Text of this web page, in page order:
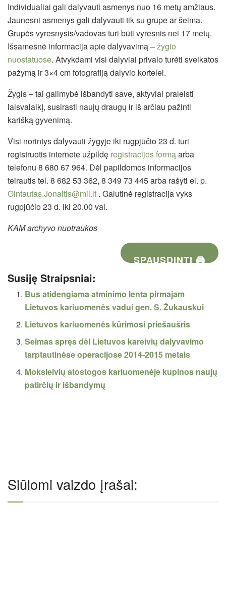
Individualiai gali dalyvauti asmenys nuo 16 metų amžiaus.
Jaunesni asmenys gali dalyvauti tik su grupe ar šeima.
Grupės vyresnysis/vadovas turi būti vyresnis nei 17 metų.
Išsamesnė informacija apie dalyvavimą –žygio
nuostatuose. Atvykdami visi dalyviai privalo turėti sveikatos
pažymą ir 3×4 cm fotografiją dalyvio kortelei.
Žygis – tai galimybė išbandyti save, aktyviai praleisti
laisvalaikį, susirasti naujų draugų ir iš arčiau pažinti
karišką gyvenimą.
Visi norintys dalyvauti žygyje iki rugpjūčio 23 d. turi
registruotis internete užpildę registracijos formąarba
telefonu 8 680 67 964. Dėl papildomos informacijos
teirautis tel. 8 682 53 362, 8 349 73 445 arba rašyti el. p.
Gintautas.Jonaitis@mil.lt . Galutinė registracija vyks
rugpjūčio 23 d. iki 20.00 val.
KAM archyvo nuotraukos
SPAUSDINTI 🖨
Susiję Straipsniai:
Bus atidengiama atminimo lenta pirmajam
Lietuvos kariuomenės vadui gen. S. Žukauskui
Lietuvos kariuomenės kūrimosi priešaušris
Seimas spręs dėl Lietuvos kareivių dalyvavimo
tarptautinėse operacijose 2014-2015 metais
Moksleivių atostogos kariuomenėje kupinos naujų
patirčių ir išbandymų
Siūlomi vaizdo įrašai: